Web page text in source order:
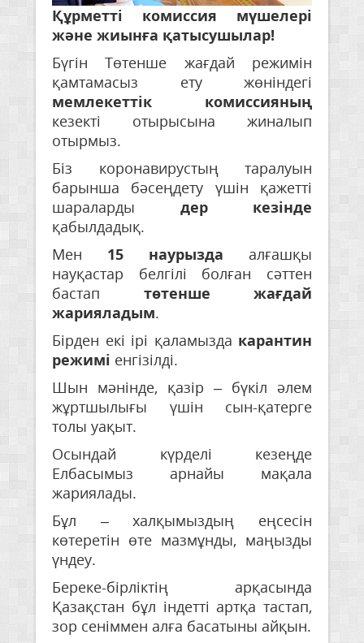
Құрметті комиссия мүшелері
және жиынға қатысушылар!
Бүгін Төтенше жағдай режимін
қамтамасыз ету жөніндегі
мемлекеттік комиссияның
кезекті отырысына жиналып
отырмыз.
Біз коронавирустың таралуын
барынша бәсеңдету үшін қажетті
шараларды дер кезінде
қабылдадық.
Мен 15 наурызда алғашқы
науқастар белгілі болған сәттен
бастап төтенше жағдай
жарияладым.
Бірден екі ірі қаламызда карантин
режимі енгізілді.
Шын мәнінде, қазір – бүкіл әлем
жұртшылығы үшін сын-қатерге
толы уақыт.
Осындай күрделі кезеңде
Елбасымыз арнайы мақала
жариялады.
Бұл – халқымыздың еңсесін
көтеретін өте мазмұнды, маңызды
үндеу.
Береке-бірліктің арқасында
Қазақстан бұл індетті артқа тастап,
зор сеніммен алға басатыны айқын.